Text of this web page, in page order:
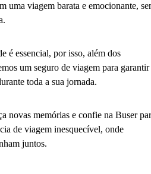
uma viagem barata e emocionante,
é essencial, por isso, além dos
um seguro de viagem para garantir
toda a sua jornada.
novas memórias e confie na Buser
de viagem inesquecível, onde
juntos.